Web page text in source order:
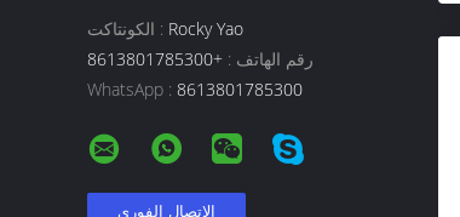
الكونتاكت : Rocky Yao
رقم الهاتف : +8613801785300
WhatsApp : 8613801785300